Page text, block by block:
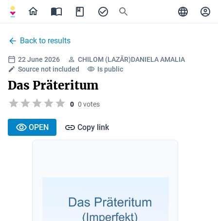
Back to results
22 June 2026
CHILOM (LAZĂR)DANIELA AMALIA
Source not included
Is public
Das Präteritum
0 0 votes
OPEN Copy link